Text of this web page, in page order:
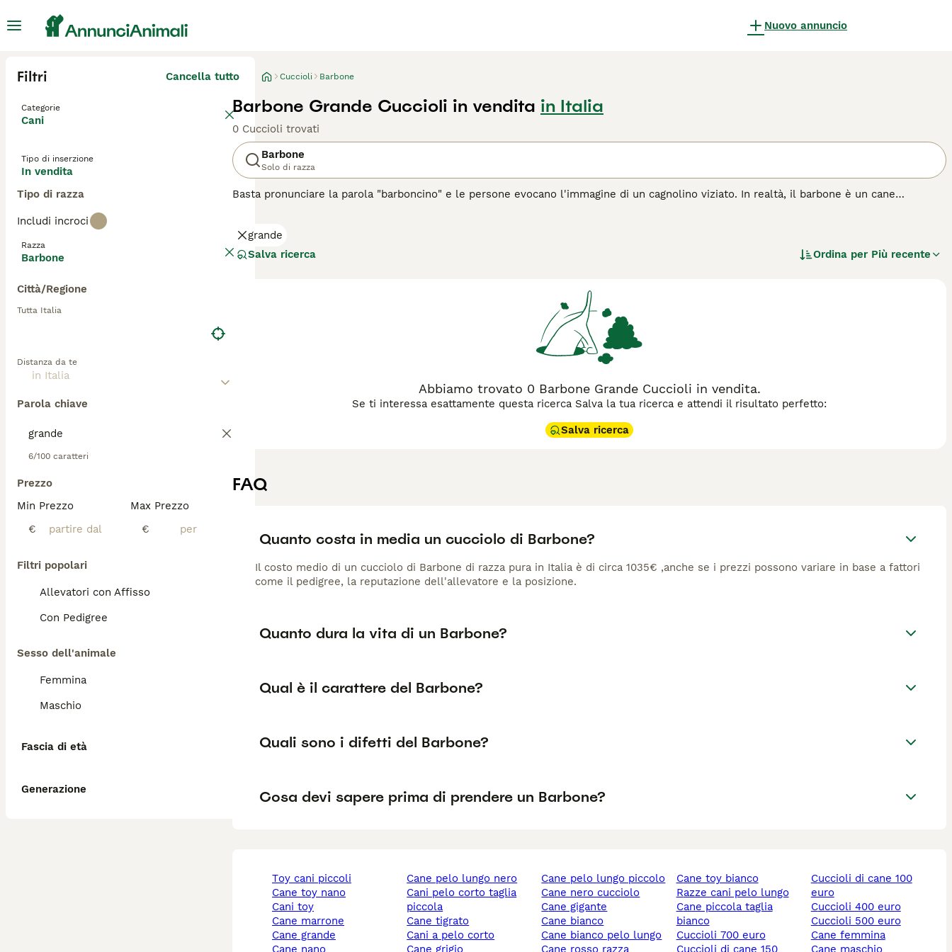
Nuovo annuncio
Filtri Cancella tutto
Categorie
Cani
Tipo di inserzione
In vendita
Tipo di razza
Includi incroci
Razza
Barbone
Città/Regione
Tutta Italia
Distanza da te
Parola chiave
6/100 caratteri
Prezzo
Min Prezzo
€
Max Prezzo
€
Filtri popolari
Allevatori con Affisso
Con Pedigree
Sesso dell'animale
Femmina
Maschio
Fascia di età
Generazione
Cuccioli Barbone
Barbone Grande Cuccioli in vendita in Italia
0 Cuccioli trovati
Barbone
Solo di razza
Basta pronunciare la parola "barboncino" e le persone evocano l'immagine di un cagnolino viziato. In realtà, il barbone è un cane
Leggi lanostra pagina di consigli sul Barbone
grande
Salva ricerca
Ordina per Più recente
Abbiamo trovato 0 Barbone Grande Cuccioli in vendita.
Se ti interessa esattamente questa ricerca Salva la tua ricerca e attendi il risultato perfetto:
Salva ricerca
FAQ
Quanto costa in media un cucciolo di Barbone?
Il costo medio di un cucciolo di Barbone di razza pura in Italia è di circa 1035€ ,anche se i prezzi possono variare in base a fattori
come il pedigree, la reputazione dell'allevatore e la posizione.
Quanto dura la vita di un Barbone?
Qual è il carattere del Barbone?
Quali sono i difetti del Barbone?
Cosa devi sapere prima di prendere un Barbone?
toy cani piccoli
cane toy nano
cani toy
cane marrone
cane grande
cane pelo lungo nero
cani pelo corto taglia
piccola
cane tigrato
cani a pelo corto
cane pelo lungo piccolo
cane nero cucciolo
cane gigante
cane bianco
cane bianco pelo lungo
cane toy bianco
razze cani pelo lungo
cane piccola taglia
bianco
cuccioli 700 euro
cuccioli di cane 100
euro
cuccioli 400 euro
cuccioli 500 euro
cane femmina